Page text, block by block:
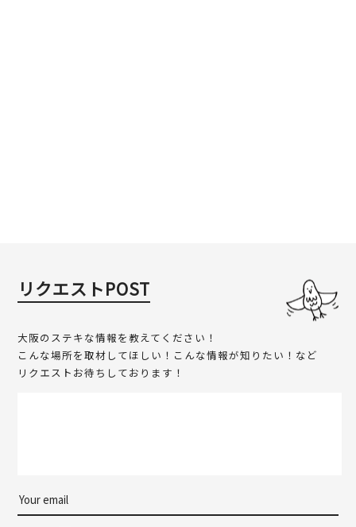
リクエストPOST
大阪のステキな情報を教えてください！
こんな場所を取材してほしい！こんな情報が知りたい！など
リクエストお待ちしております！